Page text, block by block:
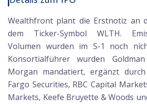
Wealthfront plant die Erstnotiz an
dem Ticker-Symbol WLTH.
Volumen wurden im S-1 noch
Konsortialführer wurden
Morgan mandatiert, ergänzt
Fargo Securities, RBC Capital
Markets, Keefe Bruyette & Woods